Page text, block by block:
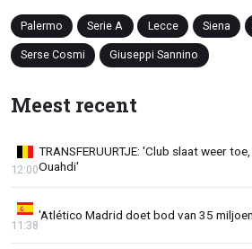
Palermo Serie A Lecce Siena
Serse Cosmi Giuseppi Sannino
Meest recent
TRANSFERUURTJE: 'Club slaat weer
Ouahdi'
12:00
'Atlético Madrid doet bod van 35
11:38